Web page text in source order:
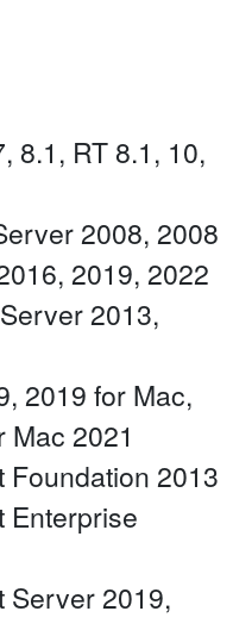
8.1, RT 8.1, 10,
2008, 2008
2019, 2022
2013,
2019 for Mac,
Mac 2021
Foundation 2013
Enterprise
Server 2019,